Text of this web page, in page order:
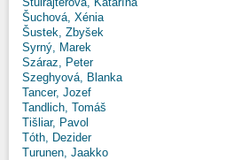
Šuchová, Xénia
Šustek, Zbyšek
Syrný, Marek
Száraz, Peter
Szeghyová, Blanka
Tancer, Jozef
Tandlich, Tomáš
Tišliar, Pavol
Tóth, Dezider
Turunen, Jaakko